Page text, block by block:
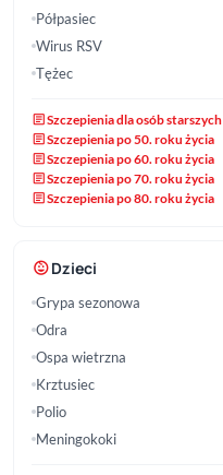
Półpasiec
Wirus RSV
Tężec
articleSzczepienia dla osób starszych
articleSzczepienia po 50. roku życia
articleSzczepienia po 60. roku życia
articleSzczepienia po 70. roku życia
articleSzczepienia po 80. roku życia
child_careDzieci
Grypa sezonowa
Odra
Ospa wietrzna
Krztusiec
Polio
Meningokoki